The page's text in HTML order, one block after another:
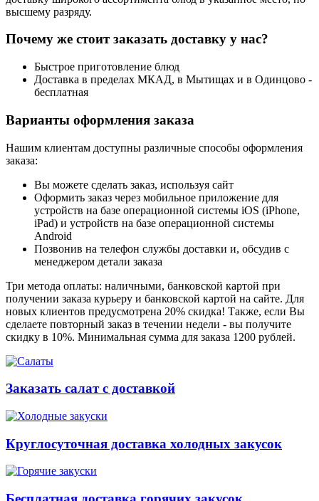
высшему разряду.
Почему же стоит заказать доставку у нас?
Быстрое приготовление блюд
Доставка в пределах МКАД, в Мытищах и в Одинцово -
бесплатная
Варианты оформления заказа
Нашим клиентам доступны различные способы оформления
заказа:
Вы можете сделать заказ, используя сайт
Оформить заказ через мобильное приложение для
устройств на базе операционной системы iOS (iPhone,
iPad) и устройств на базе операционной системы
Android
Позвонив на телефон службы доставки и, обсудив с
менеджером детали заказа
Три метода оплаты: наличными, банковской картой при
получении заказа курьеру и банковской картой на сайте. Для
новых клиентов предусмотрена 20% скидка! Также, если Вы
сделаете повторный заказ в течении недели - вы получите
скидку в 10%. Минимальная сумма для заказа 1200 рублей.
Заказать салат с доставкой
Круглосуточная доставка холодных закусок